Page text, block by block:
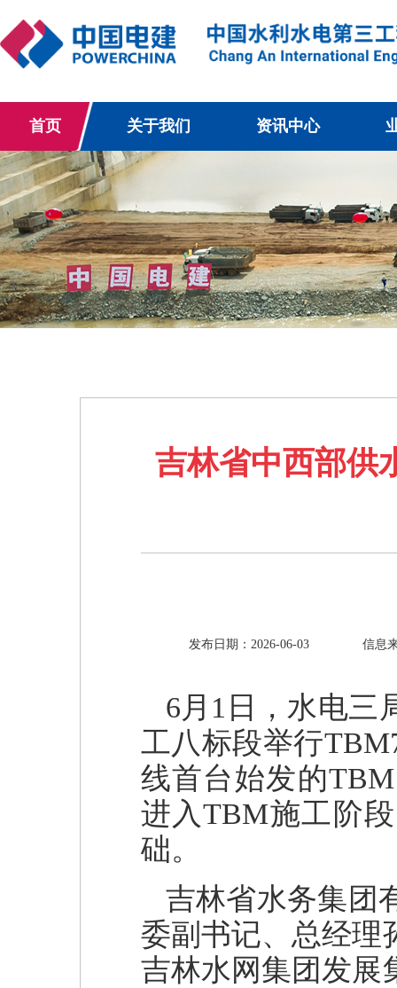
首页 关于我们 资讯中心
吉林省中西部供
发布日期：2026-06-03 信息
6月1日，水电三
工八标段举行
线首台始发的
进入TBM施工阶
础。
吉林省水务集团
委副书记、总经理
吉林水网集团发展